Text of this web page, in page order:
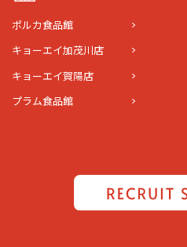
ポルカ食品館
キョーエイ加茂川店
キョーエイ賀陽店
プラム食品館